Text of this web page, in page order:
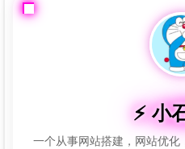
⚡ 小
一个从事网站搭建，网站优